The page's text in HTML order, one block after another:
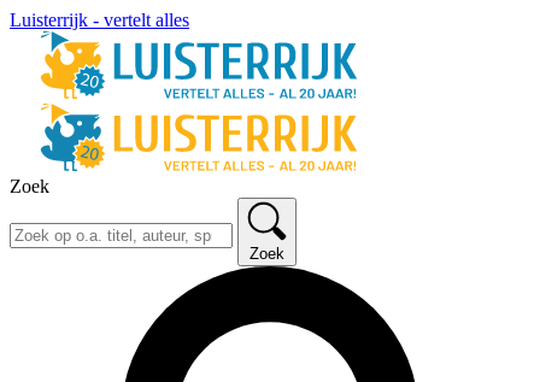
Luisterrijk - vertelt alles
Zoek
Zoek